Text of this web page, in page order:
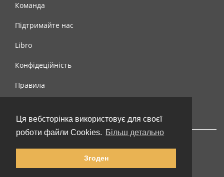
Ця вебсторінка використовує для своєї
роботи файли Cookies. Більш детально
Згоден
Команда
Підтримайте нас
Libro
Конфідеційність
Правила
© 2002-2026 lernu.net |Impressum